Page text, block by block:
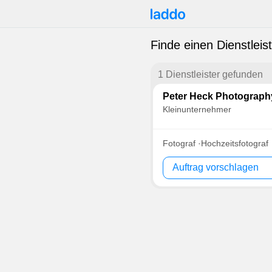
Finde einen
1 Dienstleister gefunden
Peter Heck
Kleinunternehmer
Fotograf Hochzeitsfotograf
Auftrag vorschlagen